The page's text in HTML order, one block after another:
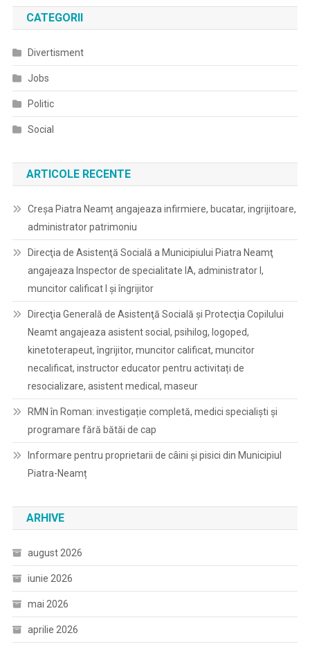
CATEGORII
Divertisment
Jobs
Politic
Social
ARTICOLE RECENTE
Creșa Piatra Neamț angajeaza infirmiere, bucatar, ingrijitoare,
administrator patrimoniu
Direcţia de Asistenţă Socială a Municipiului Piatra Neamţ
angajeaza Inspector de specialitate IA, administrator I,
muncitor calificat I și îngrijitor
Direcţia Generală de Asistenţă Socială şi Protecţia Copilului
Neamt angajeaza asistent social, psihilog, logoped,
kinetoterapeut, îngrijitor, muncitor calificat, muncitor
necalificat, instructor educator pentru activitați de
resocializare, asistent medical, maseur
RMN în Roman: investigație completă, medici specialiști și
programare fără bătăi de cap
Informare pentru proprietarii de câini și pisici din Municipiul
Piatra-Neamț
ARHIVE
august 2026
iunie 2026
mai 2026
aprilie 2026